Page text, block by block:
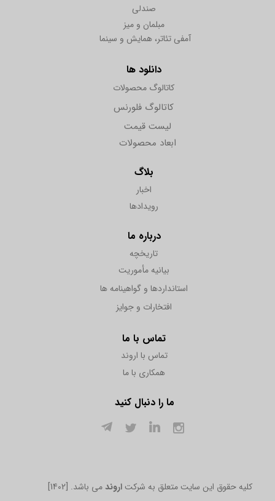
صندلی
مبلمان و میز
آمفی تئاتر، همایش و سینما
دانلود ها
کاتالوگ محصولات
کاتالوگ فلورنس
بلاگ
اخبار
رویدادها
درباره ما
تاریخچه
بیانیه مأموریت
استانداردها و گواهینامه ها
افتخارات و جوایز
تماس با ما
تماس با اروند
همکاری با ما
ما را دنبال کنید
ابعاد محصولات
لیست قیمت
[1402] .کلیه حقوق این سایت متعلق به شرکت اروندمی باشد